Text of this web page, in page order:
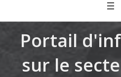
Portail
sur le